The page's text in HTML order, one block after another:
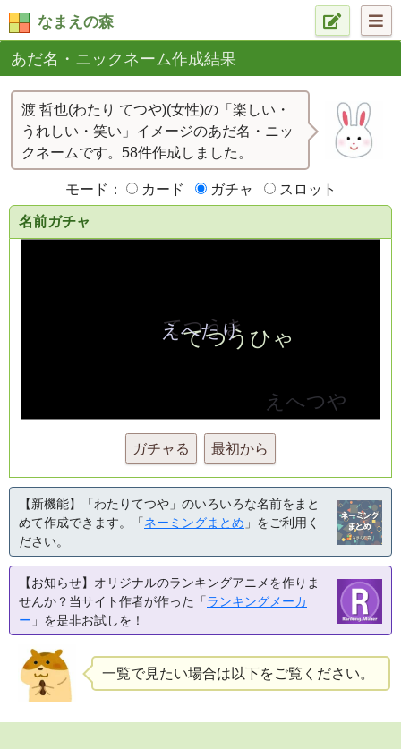
なまえの森
あだ名・ニックネーム作成結果
渡 哲也(わたり てつや)(女性)の「楽しい・
うれしい・笑い」イメージのあだ名・ニッ
クネームです。58件作成しました。
モード： カード ガチャ スロット
名前ガチャ
ガチャる 最初から
【新機能】「わたりてつや」のいろいろな名前をまと
めて作成できます。「ネーミングまとめ 」をご利用く
ださい。
【お知らせ】オリジナルのランキングアニメを作りま
せんか？当サイト作者が作った「ランキングメーカ
ー 」を是非お試しを！
一覧で見たい場合は以下をご覧ください。